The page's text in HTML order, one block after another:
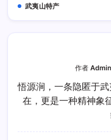
武夷山特产
作者
悟源涧，一条隐匿于
在，更是一种精神象